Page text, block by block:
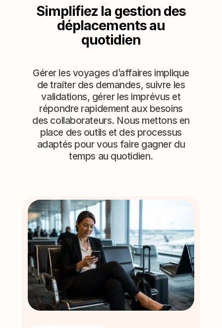
Simplifiez la gestion des
déplacements au
quotidien
Gérer les voyages d’affaires implique
de traiter des demandes, suivre les
validations, gérer les imprévus et
répondre rapidement aux besoins
des collaborateurs. Nous mettons en
place des outils et des processus
adaptés pour vous faire gagner du
temps au quotidien.